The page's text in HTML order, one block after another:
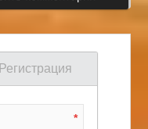
Регистрация
*